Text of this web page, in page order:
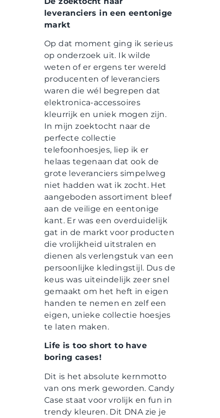
leveranciers in een eentonige
markt
Op dat moment ging ik serieus
op onderzoek uit. Ik wilde
weten of er ergens ter wereld
producenten of leveranciers
waren die wél begrepen dat
elektronica-accessoires
kleurrijk en uniek mogen zijn.
In mijn zoektocht naar de
perfecte collectie
telefoonhoesjes, liep ik er
helaas tegenaan dat ook de
grote leveranciers simpelweg
niet hadden wat ik zocht. Het
aangeboden assortiment bleef
aan de veilige en eentonige
kant. Er was een overduidelijk
gat in de markt voor producten
die vrolijkheid uitstralen en
dienen als verlengstuk van een
persoonlijke kledingstijl. Dus de
keus was uiteindelijk zeer snel
gemaakt om het heft in eigen
handen te nemen en zelf een
eigen, unieke collectie hoesjes
te laten maken.
Life is too short to have
boring cases!
Dit is het absolute kernmotto
van ons merk geworden. Candy
Case staat voor vrolijk en fun in
trendy kleuren. Dit DNA zie je